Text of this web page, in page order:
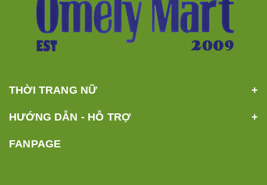
THỜI TRANG NỮ
HƯỚNG DẪN - HỖ TRỢ
FANPAGE